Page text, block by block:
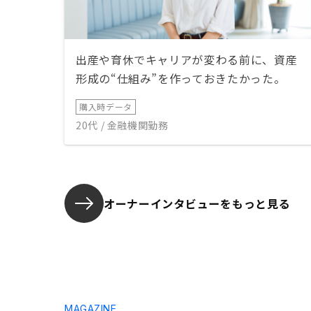
出産や育休でキャリアが変わる前に、資産
形成の“仕組み”を作っておきたかった。
購入時データ
20代 / 金融機関勤務
オーナーインタビューをもっと見る
MAGAZINE